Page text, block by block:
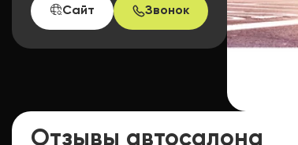
Сайт Звонок
Отзывы автосалона